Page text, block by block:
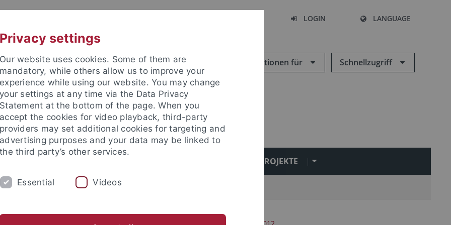
LOGIN LANGUAGE
Informationen für Schnellzugriff
(ZDV)
PROJEKTE
und Gebührenordnung Archiv Rundmails
Das ZDV 25.10.2012
Privacy settings
Our website uses cookies. Some of them are
mandatory, while others allow us to improve your
experience while using our website. You may change
your settings at any time via the Data Privacy
Statement at the bottom of the page. When you
accept the cookies for video playback, third-party
providers may set additional cookies for targeting and
advertising purposes and your data may be linked to
the third party’s other services.
Essential Videos